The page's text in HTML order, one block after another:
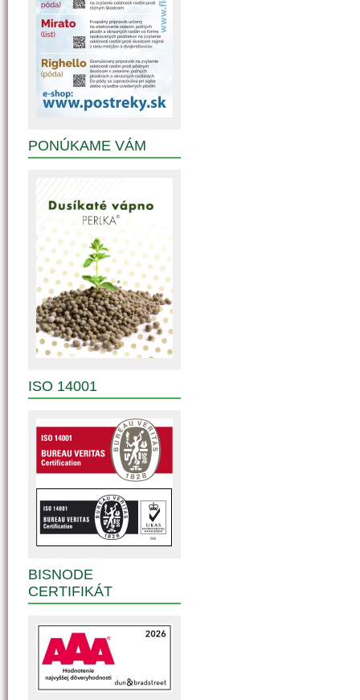
PONÚKAME VÁM
ISO 14001
BISNODE
CERTIFIKÁT